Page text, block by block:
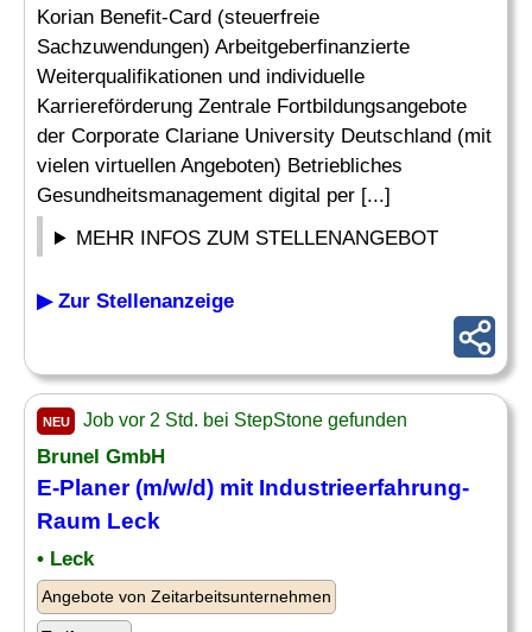
Korian Benefit-Card (steuerfreie
Sachzuwendungen) Arbeitgeberfinanzierte
Weiterqualifikationen und individuelle
Karriereförderung Zentrale Fortbildungsangebote
der Corporate Clariane University Deutschland (mit
vielen virtuellen Angeboten) Betriebliches
Gesundheitsmanagement digital per [...]
MEHR INFOS ZUM STELLENANGEBOT
▶ Zur Stellenanzeige
NEU Job vor 2 Std. bei StepStone gefunden
Brunel GmbH
E-Planer (m/w/d) mit Industrieerfahrung-
Raum Leck
• Leck
Angebote von Zeitarbeitsunternehmen